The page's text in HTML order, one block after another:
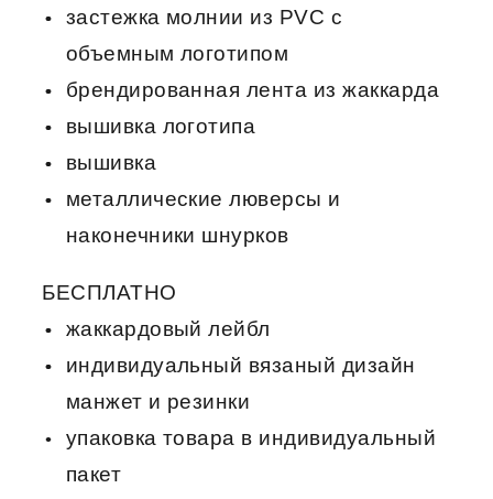
застежка молнии из PVC c
объемным логотипом
брендированная лента из жаккарда
вышивка логотипа
вышивка
металлические люверсы и
наконечники шнурков
БЕСПЛАТНО
жаккардовый лейбл
индивидуальный вязаный дизайн
манжет и резинки
упаковка товара в индивидуальный
пакет